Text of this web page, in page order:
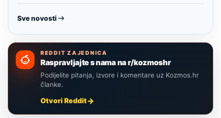
Sve novosti
REDDIT ZAJEDNICA
Raspravljajte s nama na r/kozmoshr
Podijelite pitanja, izvore i komentare uz Kozmos.hr
članke.
Otvori Reddit